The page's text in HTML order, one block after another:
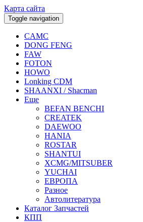
Карта сайта
Toggle navigation
CAMC
DONG FENG
FAW
FOTON
HOWO
Lonking CDM
SHAANXI / Shacman
Еще
BEFAN BENCHI
CREATEK
DAEWOO
HANIA
ROSTAR
SHANTUI
XCMG/MITSUBER
YUCHAI
ЕВРОПА
Разное
Aвтолитература
Каталог Запчастей
КПП